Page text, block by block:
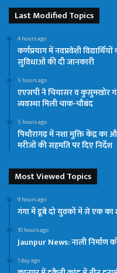
Last Modified Topics
4 hours ago
कर्णप्रयाग में नवप्रवेशी
सुविधाओं की दी जानकारी
5 hours ago
एएसपी ने चियासर व कुसुमखोर
व्यवस्था मिली चाक-चौबंद
5 hours ago
पिथौरागढ़ में नशा मुक्ति केंद्र
मरीजों की सहमति पर दिए निर्देश
Most Viewed Topics
9 hours ago
गंगा में डूबे दो युवकों में से एक का
10 hours ago
Jaunpur News: नाली निर्माण
1 day ago